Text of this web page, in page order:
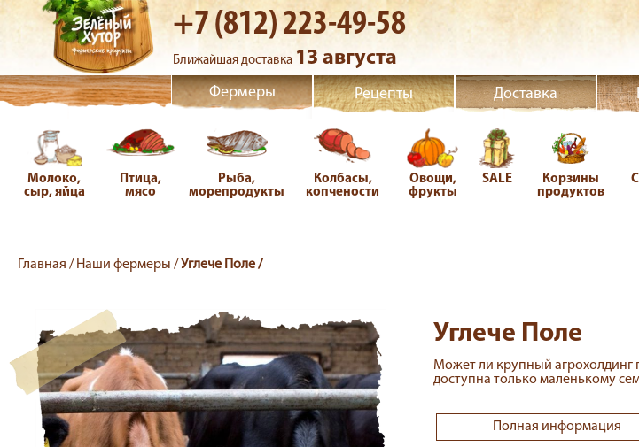
+7 (812) 223-49-58
Ближайшая доставка 13 августа
Фермеры Рецепты Доставка
Молоко,
сыр, яйца
Птица,
мясо
Рыба,
морепродукты
Колбасы,
копчености
Овощи,
фрукты
SALE
Корзины
продуктов
Главная / Наши фермеры /Углече Поле /
Углече Поле
Может ли крупный агрохолдинг
доступна только маленькому
Полная информация